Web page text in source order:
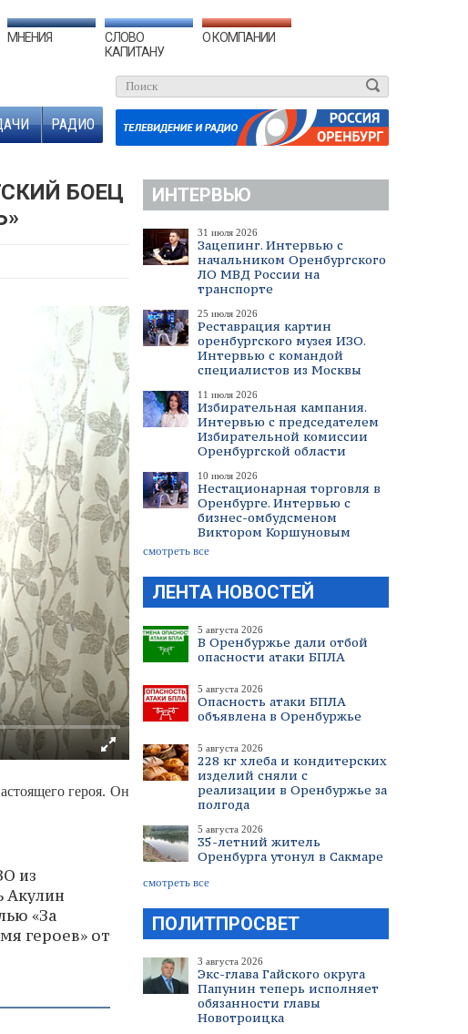
МНЕНИЯ
СЛОВО
КАПИТАНУ
О КОМПАНИИ
РАДИО
ИНТЕРВЬЮ
31 июля 2026
Зацепинг. Интервью с
начальником Оренбургского
ЛО МВД России на
транспорте
25 июля 2026
Реставрация картин
оренбургского музея ИЗО.
Интервью с командой
специалистов из Москвы
11 июля 2026
Избирательная кампания.
Интервью с председателем
Избирательной комиссии
Оренбургской области
10 июля 2026
Нестационарная торговля в
Оренбурге. Интервью с
бизнес-омбудсменом
Виктором Коршуновым
смотреть все
ЛЕНТА НОВОСТЕЙ
5 августа 2026
В Оренбуржье дали отбой
опасности атаки БПЛА
5 августа 2026
Опасность атаки БПЛА
объявлена в Оренбуржье
5 августа 2026
228 кг хлеба и кондитерских
изделий сняли с
реализации в Оренбуржье за
полгода
5 августа 2026
35-летний житель
Оренбурга утонул в Сакмаре
смотреть все
ПОЛИТПРОСВЕТ
3 августа 2026
Экс-глава Гайского округа
Папунин теперь исполняет
обязанности главы
Новотроицка
БОЕЦ
героя. Он
из
Акулин
«За
героев» от